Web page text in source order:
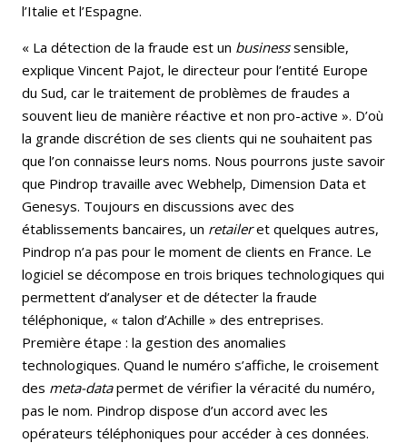
l’Italie et l’Espagne.
« La détection de la fraude est un businesssensible,
explique Vincent Pajot, le directeur pour l’entité Europe
du Sud, car le traitement de problèmes de fraudes a
souvent lieu de manière réactive et non pro-active ». D’où
la grande discrétion de ses clients qui ne souhaitent pas
que l’on connaisse leurs noms. Nous pourrons juste savoir
que Pindrop travaille avec Webhelp, Dimension Data et
Genesys. Toujours en discussions avec des
établissements bancaires, un retaileret quelques autres,
Pindrop n’a pas pour le moment de clients en France. Le
logiciel se décompose en trois briques technologiques qui
permettent d’analyser et de détecter la fraude
téléphonique, « talon d’Achille » des entreprises.
Première étape : la gestion des anomalies
technologiques. Quand le numéro s’affiche, le croisement
des meta-datapermet de vérifier la véracité du numéro,
pas le nom. Pindrop dispose d’un accord avec les
opérateurs téléphoniques pour accéder à ces données.